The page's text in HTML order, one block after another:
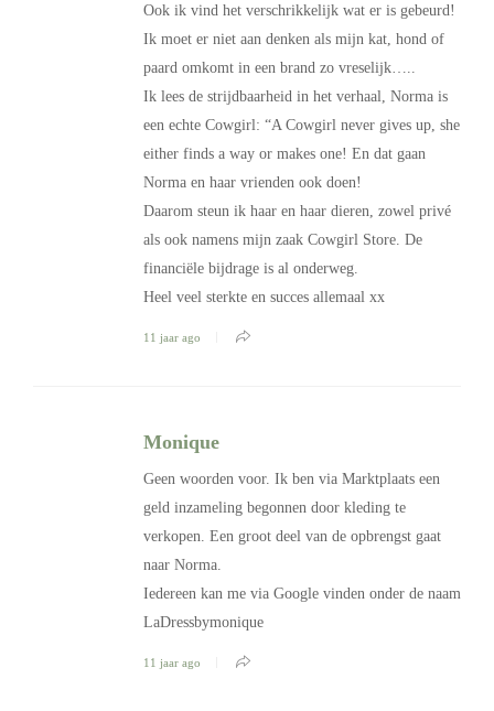
Ook ik vind het verschrikkelijk wat er is gebeurd!
Ik moet er niet aan denken als mijn kat, hond of
paard omkomt in een brand zo vreselijk…..
Ik lees de strijdbaarheid in het verhaal, Norma is
een echte Cowgirl: “A Cowgirl never gives up, she
either finds a way or makes one! En dat gaan
Norma en haar vrienden ook doen!
Daarom steun ik haar en haar dieren, zowel privé
als ook namens mijn zaak Cowgirl Store. De
financiële bijdrage is al onderweg.
Heel veel sterkte en succes allemaal xx
11 jaar ago
Monique
Geen woorden voor. Ik ben via Marktplaats een
geld inzameling begonnen door kleding te
verkopen. Een groot deel van de opbrengst gaat
naar Norma.
Iedereen kan me via Google vinden onder de naam
LaDressbymonique
11 jaar ago